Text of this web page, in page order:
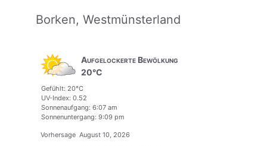
Borken, Westmünsterland
Aufgelockerte Bewölkung
20°C
Gefühlt: 20°C
UV-Index: 0.52
Sonnenaufgang: 6:07 am
Sonnenuntergang: 9:09 pm
Vorhersage August 10, 2026